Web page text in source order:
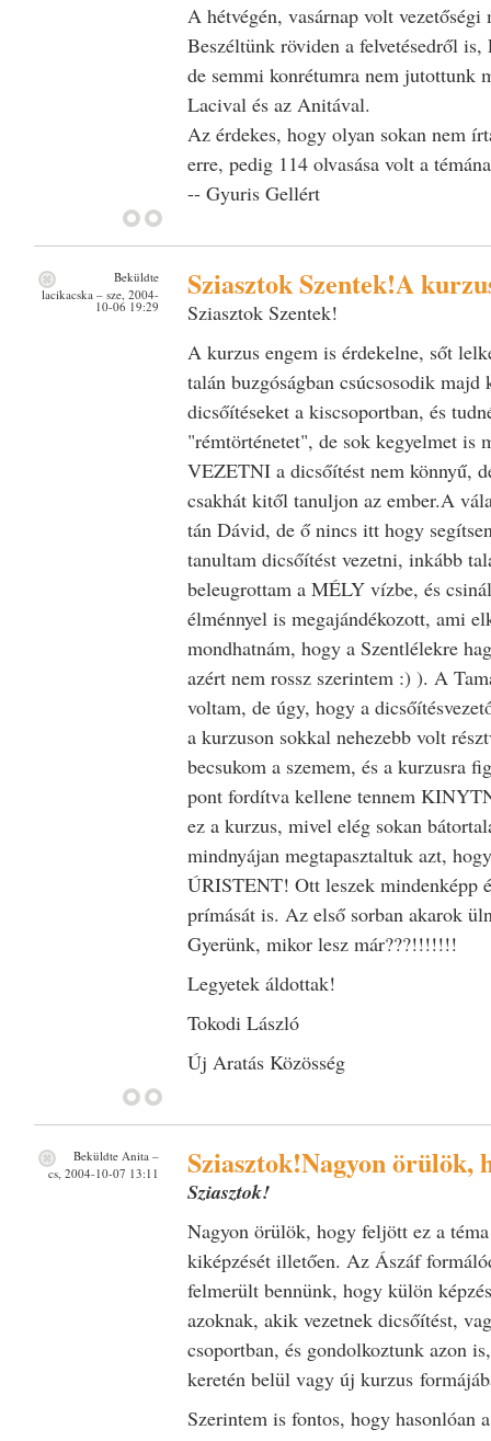
A hétvégén, vasárnap volt vezetőségi
Beszéltünk röviden a felvetésedről
de semmi konrétumra nem jutottunk
Lacival és az Anitával.
Az érdekes, hogy olyan sokan nem
erre, pedig 114 olvasása volt a
-- Gyuris Gellért
Sziasztok Szentek!A
Sziasztok Szentek!
A kurzus engem is érdekelne, sőt
talán buzgóságban csúcsosodik majd
dicsőítéseket a kiscsoportban, és
"rémtörténetet", de sok kegyelmet is
VEZETNI a dicsőítést nem könnyű,
csakhát kitől tanuljon az ember.A
tán Dávid, de ő nincs itt hogy
tanultam dicsőítést vezetni, inkább
beleugrottam a MÉLY vízbe, és
élménnyel is megajándékozott, ami
mondhatnám, hogy a Szentlélekre
azért nem rossz szerintem :) ). A
voltam, de úgy, hogy a
a kurzuson sokkal nehezebb volt
becsukom a szemem, és a kurzusra
pont fordítva kellene tennem
ez a kurzus, mivel elég sokan
mindnyájan megtapasztaltuk azt,
ÚRISTENT! Ott leszek mindenképp
prímását is. Az első sorban akarok
Gyerünk, mikor lesz már???!!!!!!!
Legyetek áldottak!
Tokodi László
Új Aratás Közösség
Beküldte
lacikacska – sze, 2004-
10-06 19:29
Sziasztok!Nagyon örülök,
Sziasztok!
Nagyon örülök, hogy feljött ez a
kiképzését illetően. Az Ászáf
felmerült bennünk, hogy külön
azoknak, akik vezetnek dicsőítést,
csoportban, és gondolkoztunk azon
keretén belül vagy új kurzus
Szerintem is fontos, hogy hasonlóan
Beküldte Anita –
cs, 2004-10-07 13:11